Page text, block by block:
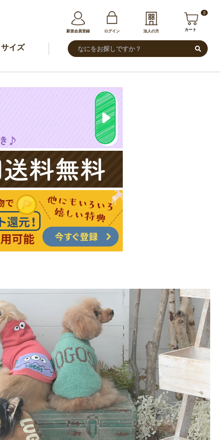
新規会員登録 ログイン 法人の方
0
カート
サイズ